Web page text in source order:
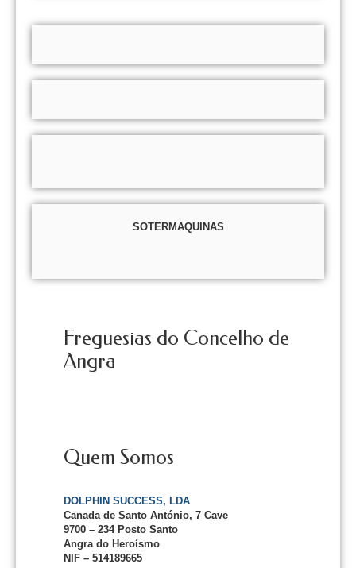
SOTERMAQUINAS
Freguesias do Concelho de
Angra
Quem Somos
DOLPHIN SUCCESS, LDA
Canada de Santo António, 7 Cave
9700 – 234 Posto Santo
Angra do Heroísmo
NIF – 514189665